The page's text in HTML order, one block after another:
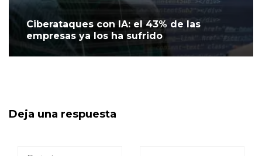
Ciberataques con IA: el 43% de las
empresas ya los ha sufrido
Deja una respuesta